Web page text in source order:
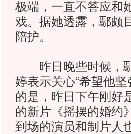
极端，一直不答应和
戏。据她透露，鄢颇
陪护。
昨日晚些时候，
婷表示关心“希望他坚
的是，昨日下午刚好
的新片《摇摆的婚约
到场的演员和制片人